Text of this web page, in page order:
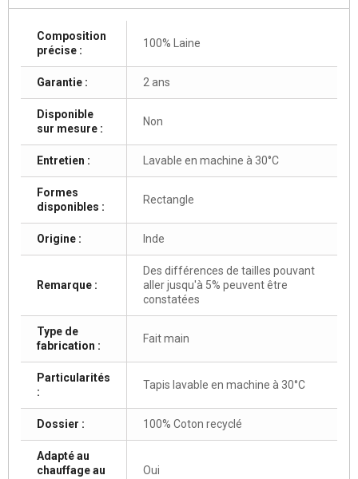
Composition
précise :
100% Laine
Garantie : 2 ans
Disponible
sur mesure :
Non
Entretien : Lavable en machine à 30°C
Formes
disponibles :
Rectangle
Origine : Inde
Remarque :
Des différences de tailles pouvant
aller jusqu'à 5% peuvent être
constatées
Type de
fabrication :
Fait main
Particularités
:
Tapis lavable en machine à 30°C
Dossier : 100% Coton recyclé
Adapté au
chauffage au
Oui